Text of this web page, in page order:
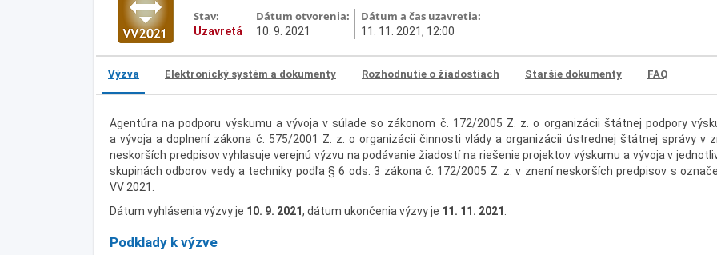
Stav:
Uzavretá
Dátum otvorenia:
10. 9. 2021
Dátum a čas uzavretia:
11. 11. 2021, 12:00
Výzva Elektronický systém a dokumenty Rozhodnutie o žiadostiach Staršie dokumenty FAQ
Agentúra na podporu výskumu a vývoja v súlade so zákonom č. 172/2005 Z. z. o organizácii štátnej podpory
a vývoja a doplnení zákona č. 575/2001 Z. z. o organizácii činnosti vlády a organizácii ústrednej štátnej správy v
neskorších predpisov vyhlasuje verejnú výzvu na podávanie žiadostí na riešenie projektov výskumu a vývoja v
skupinách odborov vedy a techniky podľa § 6 ods. 3 zákona č. 172/2005 Z. z. v znení neskorších predpisov s
VV 2021.
Dátum vyhlásenia výzvy je 10. 9. 2021, dátum ukončenia výzvy je 11. 11. 2021
Podklady k výzve